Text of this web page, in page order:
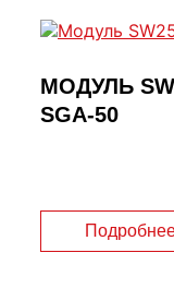
МОДУЛЬ
SGA-50